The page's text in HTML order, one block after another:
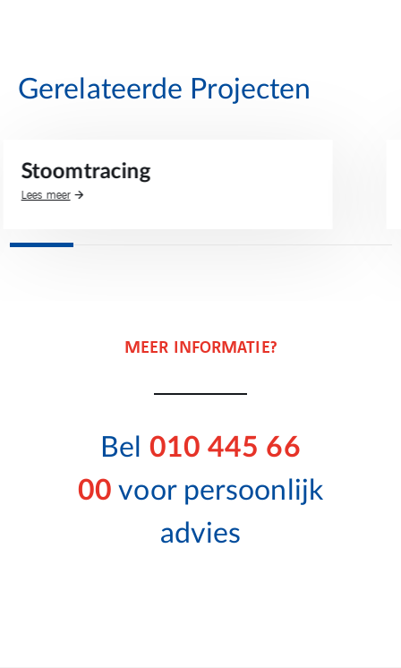
Gerelateerde Projecten
Isoleren van 12 opslagtanks
MEER INFORMATIE?
Bel 010 445 66
00 voor persoonlijk
advies